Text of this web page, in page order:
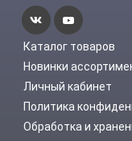
Каталог товаров
Новинки
Личный кабинет
Политика
Обработка и